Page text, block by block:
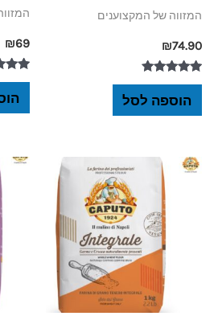
המזווה של המקצוענים
₪74.90
דורג
מתוך 5
הוספה לסל
₪69
דורג
מתוך 5